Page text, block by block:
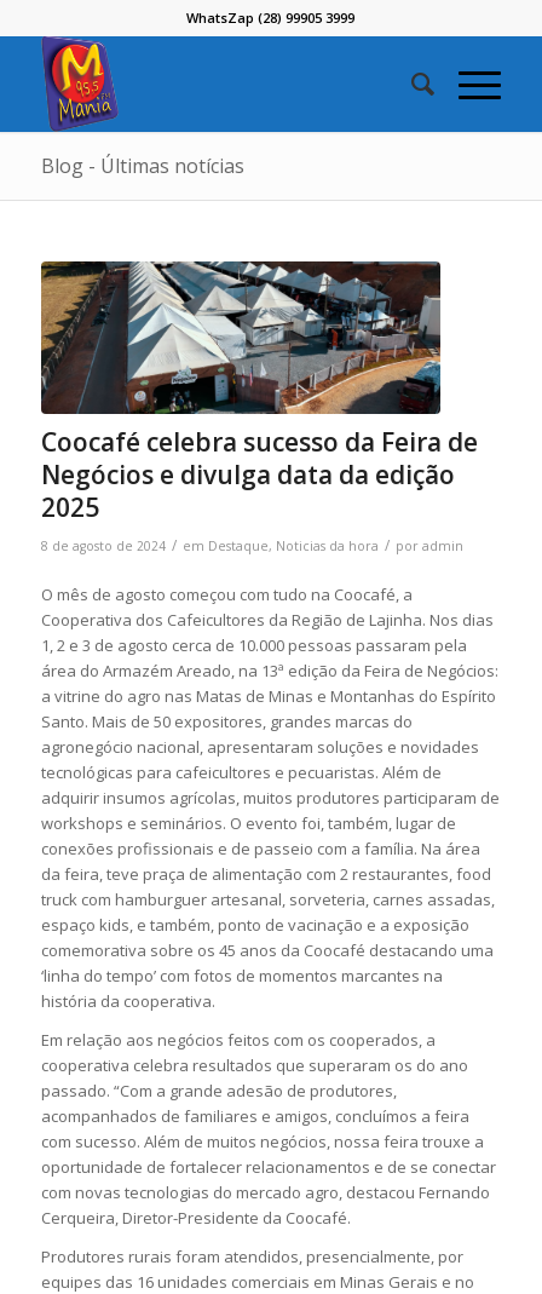
WhatsZap (28) 99905 3999
Blog - Últimas notícias
Coocafé celebra sucesso da Feira de
Negócios e divulga data da edição
2025
8 de agosto de 2024 / em Destaque, Noticias da hora / por admin
O mês de agosto começou com tudo na Coocafé, a
Cooperativa dos Cafeicultores da Região de Lajinha. Nos dias
1, 2 e 3 de agosto cerca de 10.000 pessoas passaram pela
área do Armazém Areado, na 13ª edição da Feira de Negócios:
a vitrine do agro nas Matas de Minas e Montanhas do Espírito
Santo. Mais de 50 expositores, grandes marcas do
agronegócio nacional, apresentaram soluções e novidades
tecnológicas para cafeicultores e pecuaristas. Além de
adquirir insumos agrícolas, muitos produtores participaram de
workshops e seminários. O evento foi, também, lugar de
conexões profissionais e de passeio com a família. Na área
da feira, teve praça de alimentação com 2 restaurantes, food
truck com hamburguer artesanal, sorveteria, carnes assadas,
espaço kids, e também, ponto de vacinação e a exposição
comemorativa sobre os 45 anos da Coocafé destacando uma
‘linha do tempo’ com fotos de momentos marcantes na
história da cooperativa.
Em relação aos negócios feitos com os cooperados, a
cooperativa celebra resultados que superaram os do ano
passado. “Com a grande adesão de produtores,
acompanhados de familiares e amigos, concluímos a feira
com sucesso. Além de muitos negócios, nossa feira trouxe a
oportunidade de fortalecer relacionamentos e de se conectar
com novas tecnologias do mercado agro, destacou Fernando
Cerqueira, Diretor-Presidente da Coocafé.
Produtores rurais foram atendidos, presencialmente, por
equipes das 16 unidades comerciais em Minas Gerais e no